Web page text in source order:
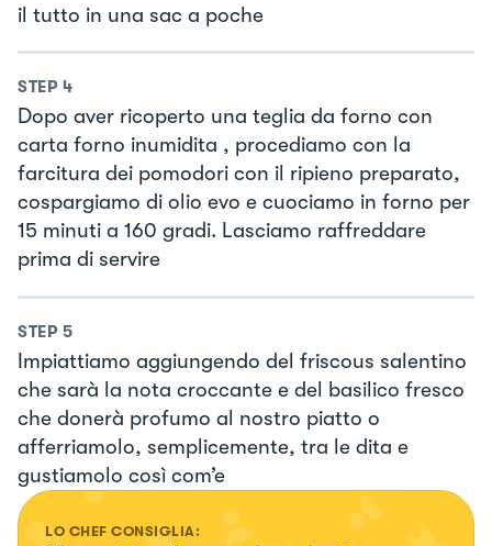
il tutto in una sac a poche
STEP 4
Dopo aver ricoperto una teglia da forno con
carta forno inumidita , procediamo con la
farcitura dei pomodori con il ripieno preparato,
cospargiamo di olio evo e cuociamo in forno per
15 minuti a 160 gradi. Lasciamo raffreddare
prima di servire
STEP 5
Impiattiamo aggiungendo del friscous salentino
che sarà la nota croccante e del basilico fresco
che donerà profumo al nostro piatto o
afferriamolo, semplicemente, tra le dita e
gustiamolo così com’e
LO CHEF CONSIGLIA: